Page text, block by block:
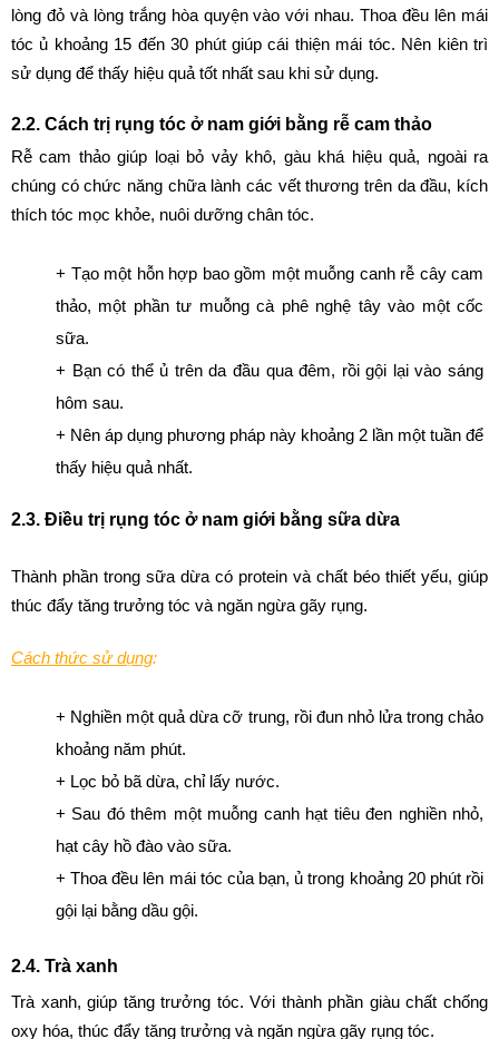
lòng đỏ và lòng trắng hòa quyện vào với nhau. Thoa đều lên mái
tóc ủ khoảng 15 đến 30 phút giúp cái thiện mái tóc. Nên kiên trì
sử dụng để thấy hiệu quả tốt nhất sau khi sử dụng.
2.2. Cách trị rụng tóc ở nam giới bằng rễ cam thảo
Rễ cam thảo giúp loại bỏ vảy khô, gàu khá hiệu quả, ngoài ra
chúng có chức năng chữa lành các vết thương trên da đầu, kích
thích tóc mọc khỏe, nuôi dưỡng chân tóc.
+ Tạo một hỗn hợp bao gồm một muỗng canh rễ cây cam
thảo, một phần tư muỗng cà phê nghệ tây vào một cốc
sữa.
+ Bạn có thể ủ trên da đầu qua đêm, rồi gội lại vào sáng
hôm sau.
+ Nên áp dụng phương pháp này khoảng 2 lần một tuần để
thấy hiệu quả nhất.
2.3. Điều trị rụng tóc ở nam giới bằng sữa dừa
Thành phần trong sữa dừa có protein và chất béo thiết yếu, giúp
thúc đẩy tăng trưởng tóc và ngăn ngừa gãy rụng.
Cách thức sử dụng:
+ Nghiền một quả dừa cỡ trung, rồi đun nhỏ lửa trong chảo
khoảng năm phút.
+ Lọc bỏ bã dừa, chỉ lấy nước.
+ Sau đó thêm một muỗng canh hạt tiêu đen nghiền nhỏ,
hạt cây hồ đào vào sữa.
+ Thoa đều lên mái tóc của bạn, ủ trong khoảng 20 phút rồi
gội lại bằng dầu gội.
2.4. Trà xanh
Trà xanh, giúp tăng trưởng tóc. Với thành phần giàu chất chống
oxy hóa, thúc đẩy tăng trưởng và ngăn ngừa gãy rụng tóc.